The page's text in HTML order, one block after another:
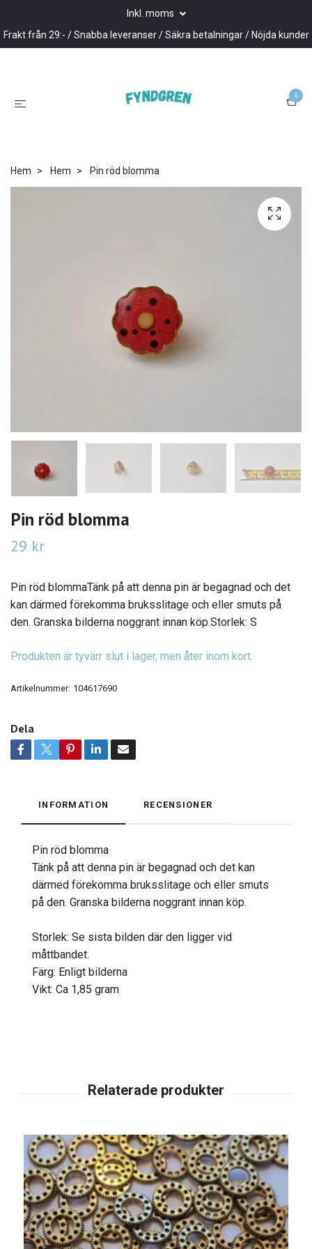
Inkl. moms
Frakt från 29:- / Snabba leveranser / Säkra betalningar / Nöjda kunder
0
Hem Hem Pin röd blomma
Pin röd blomma
29 kr
Pin röd blommaTänk på att denna pin är begagnad och det
kan därmed förekomma bruksslitage och eller smuts på
den. Granska bilderna noggrant innan köp.Storlek: S
Produkten är tyvärr slut i lager, men åter inom kort.
Artikelnummer: 104617690
Dela
INFORMATION RECENSIONER
Pin röd blomma
Tänk på att denna pin är begagnad och det kan
därmed förekomma bruksslitage och eller smuts
på den. Granska bilderna noggrant innan köp.
Storlek: Se sista bilden där den ligger vid
måttbandet.
Färg: Enligt bilderna
Vikt: Ca 1,85 gram